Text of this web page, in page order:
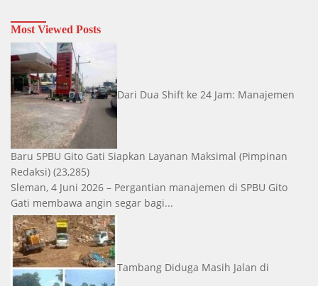
Most Viewed Posts
Dari Dua Shift ke 24 Jam: Manajemen
Baru SPBU Gito Gati Siapkan Layanan Maksimal (Pimpinan
Redaksi) (23,285)
Sleman, 4 Juni 2026 – Pergantian manajemen di SPBU Gito
Gati membawa angin segar bagi...
Tambang Diduga Masih Jalan di